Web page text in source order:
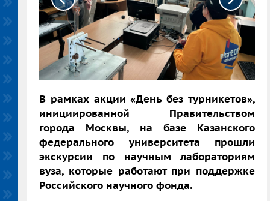
В рамках акции «День без турникетов»,
инициированной Правительством
города Москвы, на базе Казанского
федерального университета прошли
экскурсии по научным лабораториям
вуза, которые работают при поддержке
Российского научного фонда.